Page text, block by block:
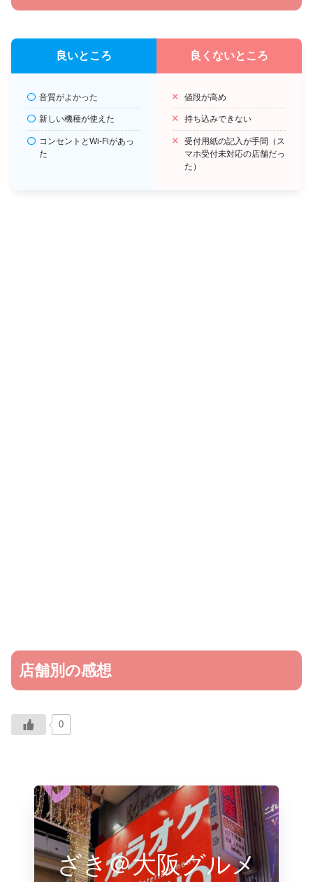
良いところ
音質がよかった
新しい機種が使えた
コンセントとWi-Fiがあっ
た
良くないところ
値段が高め
持ち込みできない
受付用紙の記入が手間（ス
マホ受付未対応の店舗だっ
た）
店舗別の感想
0
ざき＠大阪グルメ